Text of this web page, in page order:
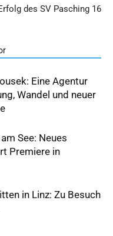
des SV Pasching 16
Eine Agentur
Wandel und neuer
See: Neues
Premiere in
in Linz: Zu Besuch